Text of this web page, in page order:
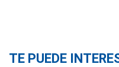
TE PUEDE